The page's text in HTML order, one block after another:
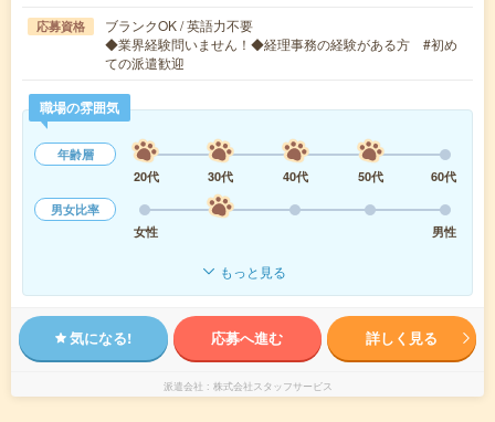
応募資格
ブランクOK / 英語力不要
◆業界経験問いません！◆経理事務の経験がある方 #初め
ての派遣歓迎
職場の雰囲気
年齢層
20代
30代 40代 50代
60代
男女比率
女性
男性
もっと見る
気になる! 応募へ進む 詳しく見る
派遣会社 株式会社スタッフサービス